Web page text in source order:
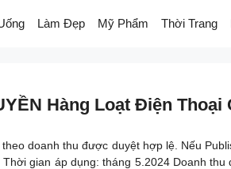
Làm Đẹp Mỹ Phẩm Thời Trang
Hàng Loạt Điện
doanh thu được duyệt hợp lệ. Nếu
gian áp dụng: tháng 5.2024 Doanh